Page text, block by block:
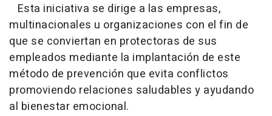
Esta iniciativa se dirige a las empresas,
multinacionales u organizaciones con el fin de
que se conviertan en protectoras de sus
empleados mediante la implantación de este
método de prevención que evita conflictos
promoviendo relaciones saludables y ayudando
al bienestar emocional.